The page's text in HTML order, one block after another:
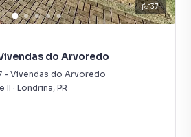
37
do Arvoredo
- Vivendas do Arvoredo
II · Londrina, PR